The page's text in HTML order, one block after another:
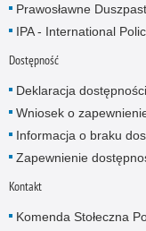
Prawosławne
IPA - International
Dostępność
Deklaracja dostępności
Wniosek o
Informacja o braku
Zapewnienie
Kontakt
Komenda Stołeczna